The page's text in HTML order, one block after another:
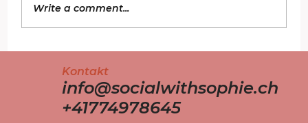
wirklich?
Write a comment...
Kontakt
info@socialwithsophie.ch
+41774978645